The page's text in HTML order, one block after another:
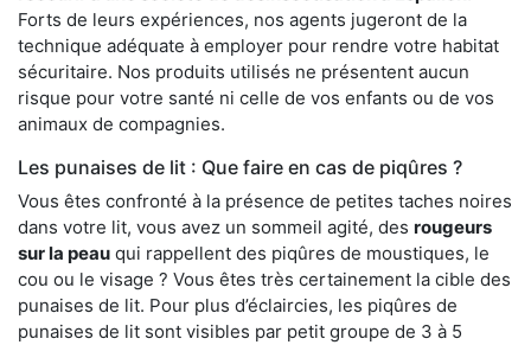
Forts de leurs expériences, nos agents jugeront de la
technique adéquate à employer pour rendre votre habitat
sécuritaire. Nos produits utilisés ne présentent aucun
risque pour votre santé ni celle de vos enfants ou de vos
animaux de compagnies.
Les punaises de lit : Que faire en cas de piqûres ?
Vous êtes confronté à la présence de petites taches noires
dans votre lit, vous avez un sommeil agité, des rougeurs
sur la peau qui rappellent des piqûres de moustiques, le
cou ou le visage ? Vous êtes très certainement la cible des
punaises de lit. Pour plus d’éclaircies, les piqûres de
punaises de lit sont visibles par petit groupe de 3 à 5